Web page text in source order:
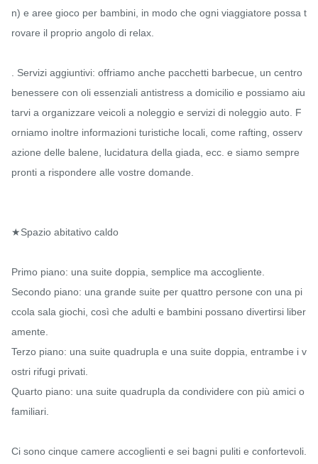
n) e aree gioco per bambini, in modo che ogni viaggiatore possa t
rovare il proprio angolo di relax.
. Servizi aggiuntivi: offriamo anche pacchetti barbecue, un centro
benessere con oli essenziali antistress a domicilio e possiamo aiu
tarvi a organizzare veicoli a noleggio e servizi di noleggio auto. F
orniamo inoltre informazioni turistiche locali, come rafting, osserv
azione delle balene, lucidatura della giada, ecc. e siamo sempre
pronti a rispondere alle vostre domande.
★Spazio abitativo caldo
Primo piano: una suite doppia, semplice ma accogliente.
Secondo piano: una grande suite per quattro persone con una pi
ccola sala giochi, così che adulti e bambini possano divertirsi liber
amente.
Terzo piano: una suite quadrupla e una suite doppia, entrambe i v
ostri rifugi privati.
Quarto piano: una suite quadrupla da condividere con più amici o
familiari.
Ci sono cinque camere accoglienti e sei bagni puliti e confortevoli.